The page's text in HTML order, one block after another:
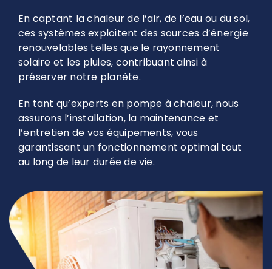
En captant la chaleur de l’air, de l’eau ou du sol,
ces systèmes exploitent des sources d’énergie
renouvelables telles que le rayonnement
solaire et les pluies, contribuant ainsi à
préserver notre planète.
En tant qu’experts en pompe à chaleur, nous
assurons l’installation, la maintenance et
l’entretien de vos équipements, vous
garantissant un fonctionnement optimal tout
au long de leur durée de vie.